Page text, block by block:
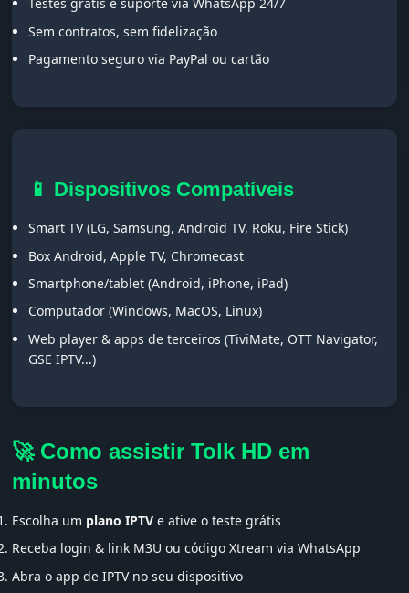
Testes grátis e suporte via WhatsApp 24/7
Sem contratos, sem fidelização
Pagamento seguro via PayPal ou cartão
📱 Dispositivos Compatíveis
Smart TV (LG, Samsung, Android TV, Roku, Fire Stick)
Box Android, Apple TV, Chromecast
Smartphone/tablet (Android, iPhone, iPad)
Computador (Windows, MacOS, Linux)
Web player & apps de terceiros (TiviMate, OTT Navigator,
GSE IPTV...)
🚀 Como assistir Tolk HD em
minutos
Escolha um plano IPTV e ative o teste grátis
Receba login & link M3U ou código Xtream via WhatsApp
Abra o app de IPTV no seu dispositivo